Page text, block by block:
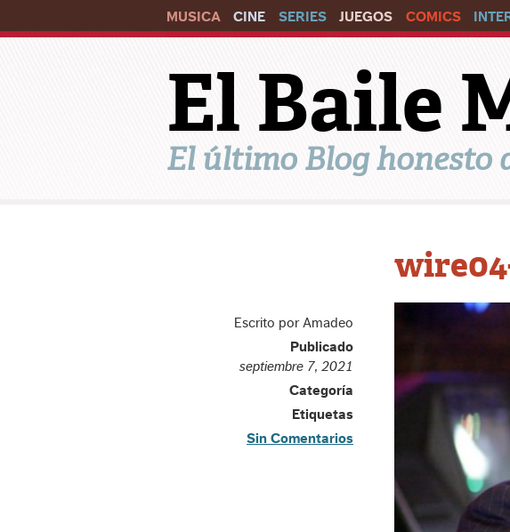
MUSICA CINE SERIES JUEGOS COMICS
El Baile
El último Blog honesto
Escrito por Amadeo
Publicado
septiembre 7, 2021
Categoría
Etiquetas
Sin Comentarios